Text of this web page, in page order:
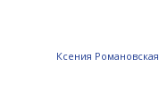
Ксения Романовская